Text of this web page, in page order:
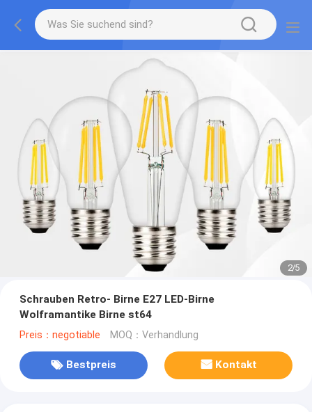
2/5
Schrauben Retro- Birne E27 LED-Birne
Wolframantike Birne st64
Preis：negotiable MOQ：Verhandlung
Bestpreis Kontakt